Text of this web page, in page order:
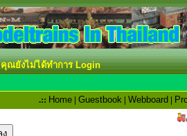
คุณยังไม่ได้ทำการ Login
.:: Home | Guestbook | Webboard |